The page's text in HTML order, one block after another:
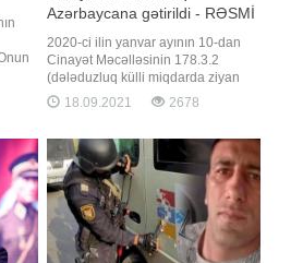
Azərbaycana gətirildi - RƏSMİ
2020-ci ilin yanvar ayının 10-dan
Cinayət Məcəlləsinin 178.3.2
(dələduzluq külli miqdarda ziyan
vurmaqla törədildikdə) maddəsi ilə
Daxili İşlər Nazirliyi tərəfindən
Mahmudov Maqsud Soltan oğlu bu
il iyul ayında Ukrayna Respublikası
ərazisində tutulub. Bu barədə Baş
Prokurorlu
18.09.2021 2678